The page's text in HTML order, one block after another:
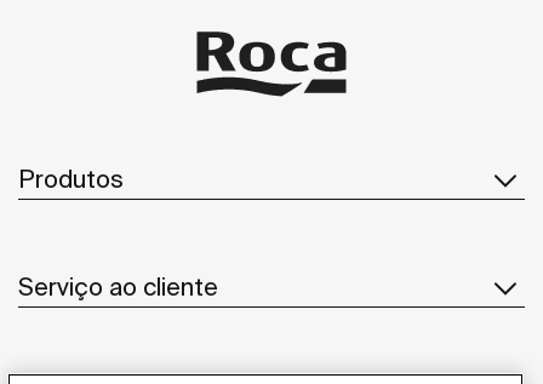
Produtos
Serviço ao cliente